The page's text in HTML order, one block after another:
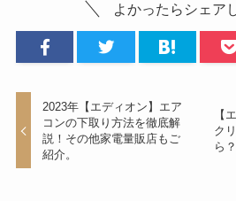
よかったらシェア
2023年【エディオン】エア
コンの下取り方法を徹底解
説！その他家電量販店もご
紹介。
【
ク
ら